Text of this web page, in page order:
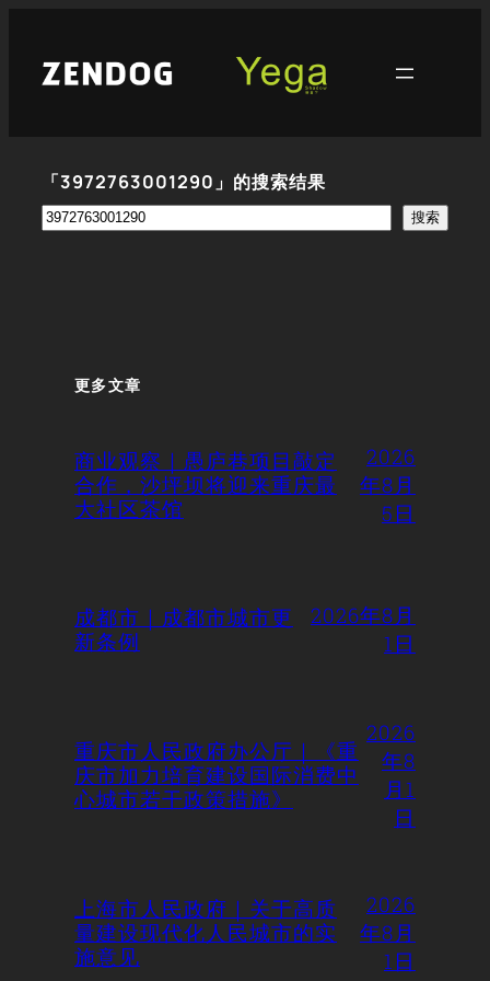
「3972763001290」的搜索结果
搜
搜索
更多文章
商业观察｜愚庐巷项目敲定
合作，沙坪坝将迎来重庆最
大社区茶馆
2026
年8月
5日
成都市｜成都市城市更
新条例
2026年8月
1日
重庆市人民政府办公厅｜《重
庆市加力培育建设国际消费中
心城市若干政策措施》
2026
年8
月1
日
上海市人民政府｜关于高质
量建设现代化人民城市的实
施意见
2026
年8月
1日